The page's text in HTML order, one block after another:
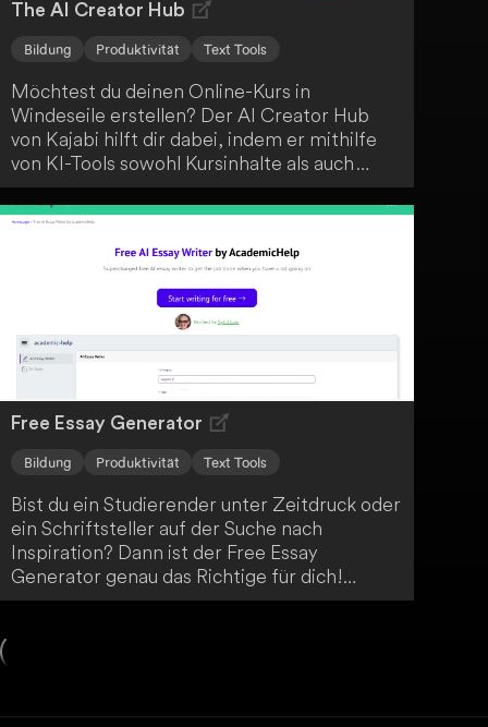
The AI Creator Hub
Bildung Produktivität Text Tools
Möchtest du deinen Online-Kurs in
Windeseile erstellen? Der AI Creator Hub
von Kajabi hilft dir dabei, indem er mithilfe
von KI-Tools sowohl Kursinhalte als auch
Marketingmaterialien automatisch generiert.
Bring einfach deine Ideen mit und lass dich
Free Essay Generator
Bildung Produktivität Text Tools
Bist du ein Studierender unter Zeitdruck oder
ein Schriftsteller auf der Suche nach
Inspiration? Dann ist der Free Essay
Generator genau das Richtige für dich!
Mithilfe fortschrittlicher KI-Technologie